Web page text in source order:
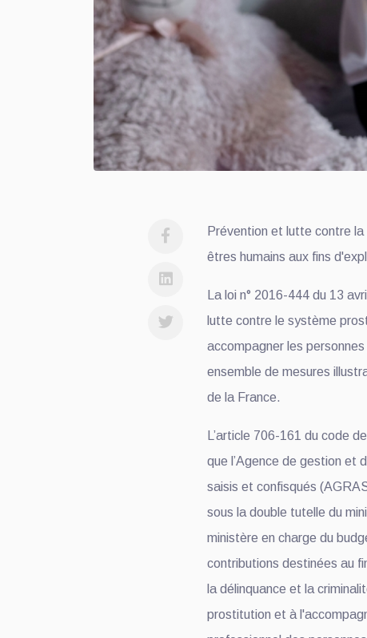
Prévention et lutte contre
êtres humains aux fins
La loi n° 2016-444 du 13
lutte contre le système
accompagner les
ensemble de mesures
de la France.
L’article 706-161 du code
que l’Agence de gestion et
saisis et confisqués
sous la double tutelle du
ministère en charge du
contributions destinées au
la délinquance et la
prostitution et à